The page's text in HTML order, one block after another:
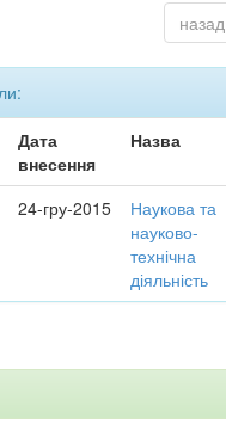
назад
Дата
внесення
Назва
24-гру-2015
Наукова та
науково-
технічна
діяльність